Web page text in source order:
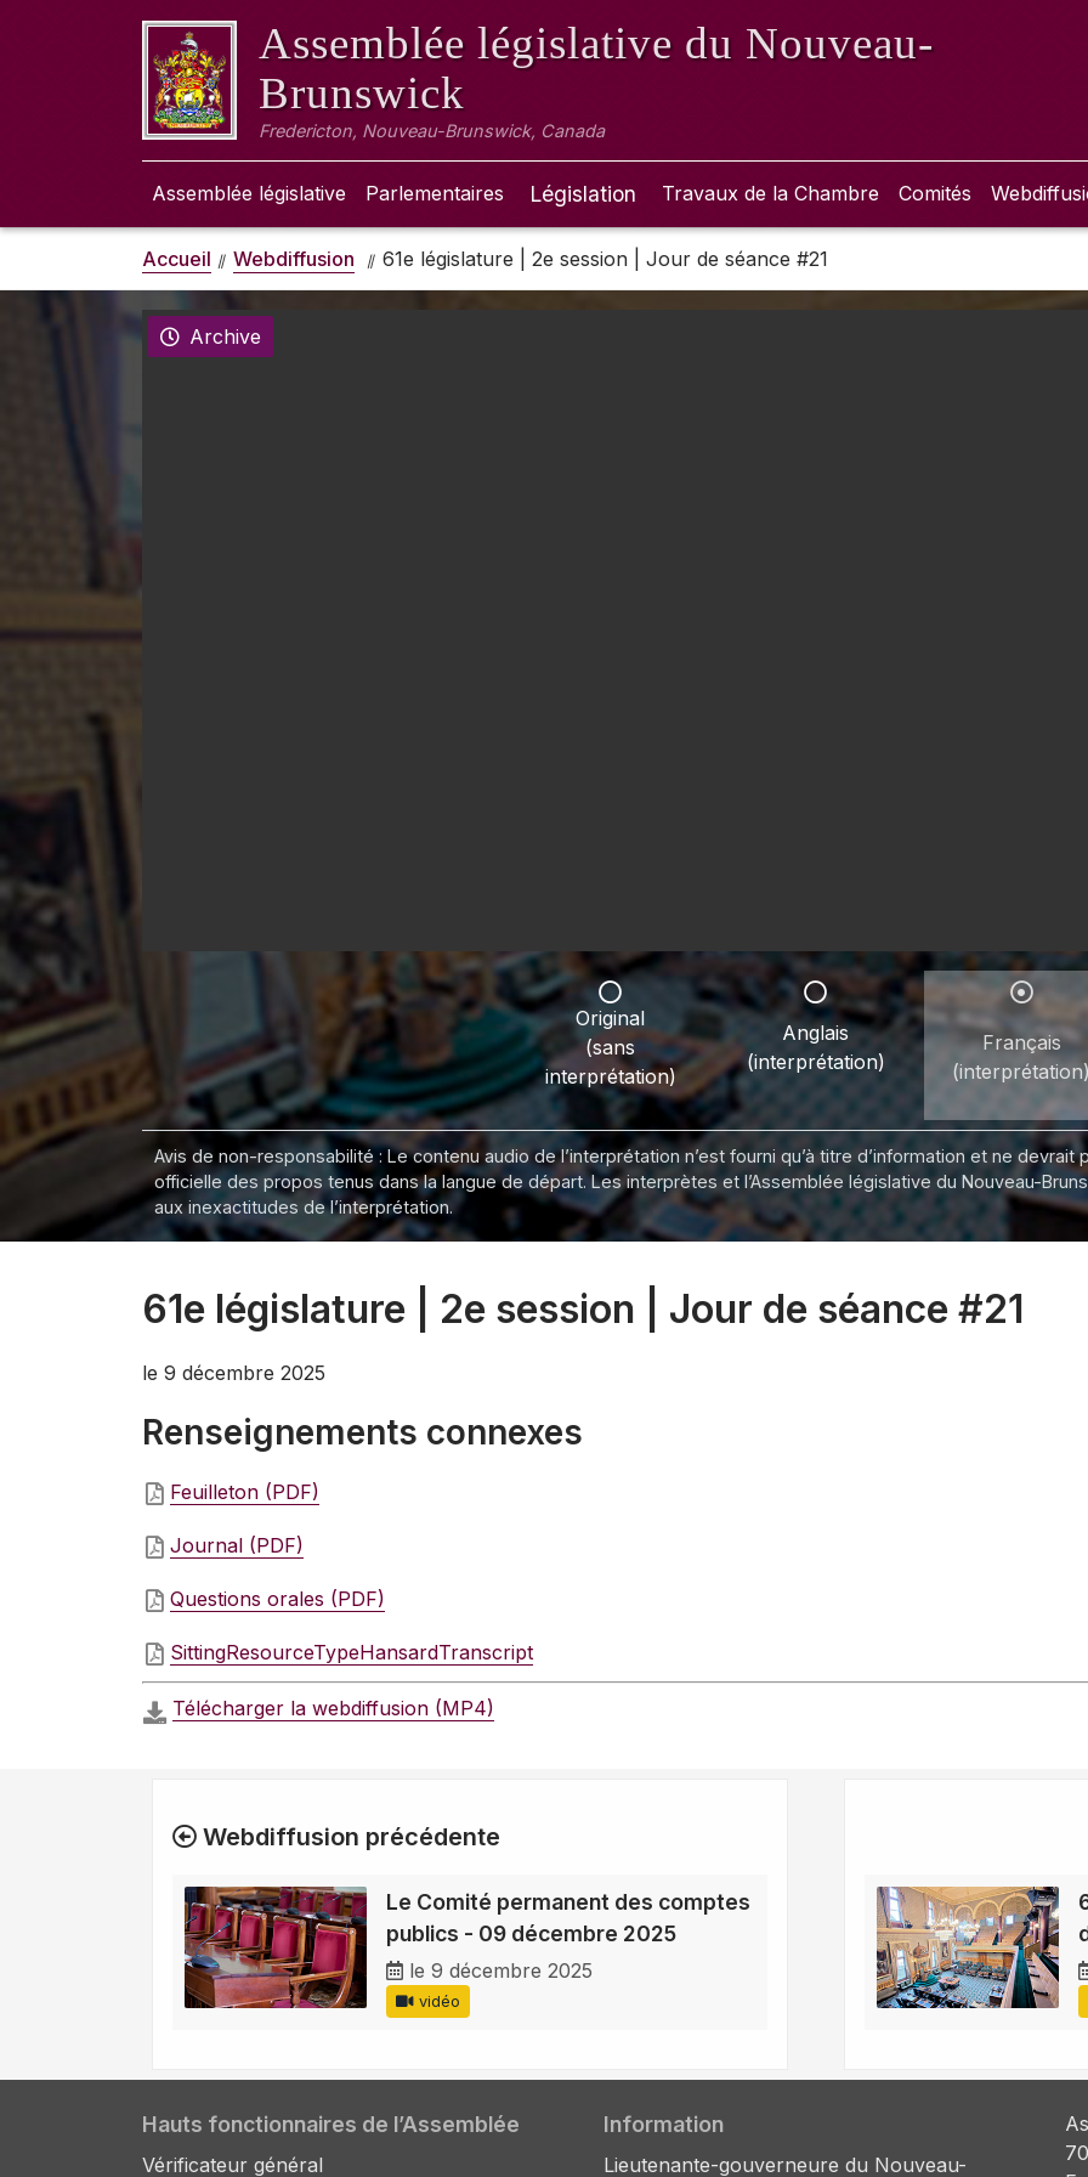
Assemblée législative du Nouveau-
Brunswick
Fredericton, Nouveau-Brunswick, Canada
Assemblée législative Parlementaires Législation Travaux de la Chambre Comités
Accueil Webdiffusion 61e législature | 2e session | Jour de séance #21
Archive
Original
(sans
interprétation)
Anglais
(interprétation)
Français
Avis de non-responsabilité : Le contenu audio de l’interprétation n’est fourni qu’à titre d’information et ne
officielle des propos tenus dans la langue de départ. Les interprètes et l’Assemblée législative du Nouveau-
aux inexactitudes de l’interprétation.
61e législature | 2e session | Jour de séance #21
le 9 décembre 2025
Renseignements connexes
Feuilleton (PDF)
Journal (PDF)
Questions orales (PDF)
SittingResourceTypeHansardTranscript
Télécharger la webdiffusion (MP4)
Webdiffusion précédente
Le Comité permanent des comptes
publics - 09 décembre 2025
le 9 décembre 2025
vidéo
Hauts fonctionnaires de l’Assemblée
Vérificateur général
Information
Lieutenante-gouverneure du Nouveau-